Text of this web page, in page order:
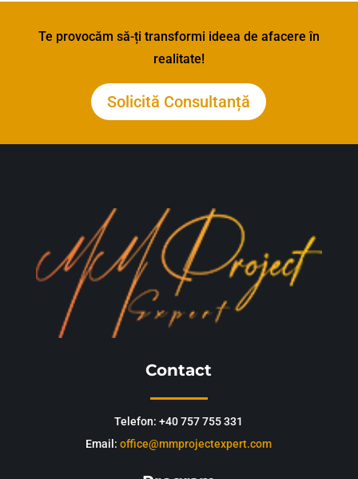
Te provocăm să-ți transformi ideea de afacere în
realitate!
Solicită Consultanță
Contact
Telefon: +40 757 755 331
Email:office@mmprojectexpert.com